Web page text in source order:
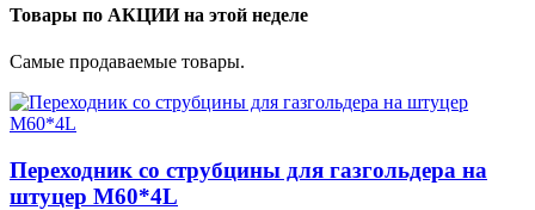
Товары по АКЦИИ на этой неделе
Самые продаваемые товары.
Переходник со струбцины для газгольдера на
штуцер М60*4L